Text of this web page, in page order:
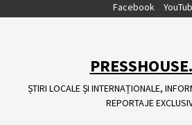
Facebook
ȘTIRI LOCALE ȘI INTERNAȚIONALE,
REPORTAJE